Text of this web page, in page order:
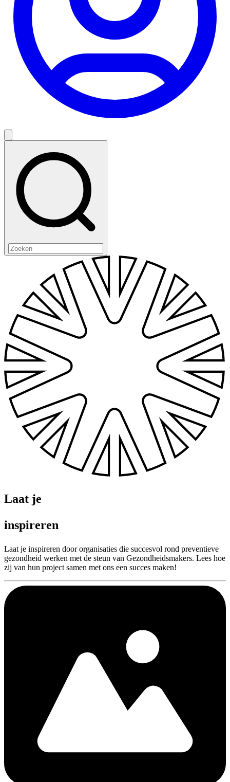
Laat je
inspireren
Laat je inspireren door organisaties die succesvol rond preventieve
gezondheid werken met de steun van Gezondheidsmakers. Lees hoe
zij van hun project samen met ons een succes maken!